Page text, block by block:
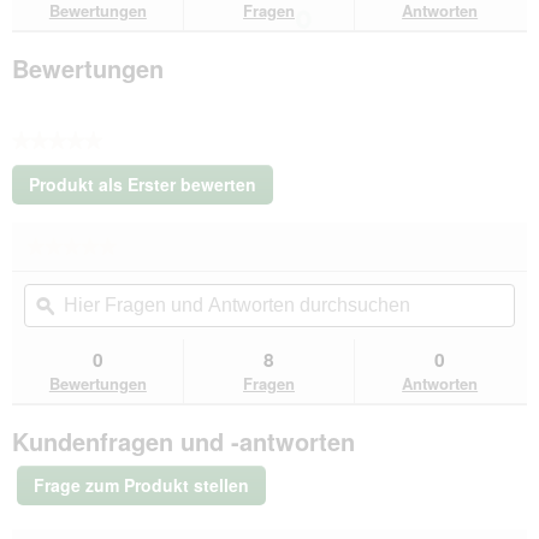
rosa
Bewertungen Fragen Antworten
Bewertungen
Kein
Beurteilungswert
Produkt als Erster bewerten
.
wird
ein
Dialogfeld
geöffnet.
Beurteilungswert
für
Wolters
Cosy
rosa
Hier
Fragen
und
durchsuchen
ϙ
0
Bewertungen
8
Fragen
0
Antworten
Kundenfragen und -antworten
Frage zum Produkt stellen